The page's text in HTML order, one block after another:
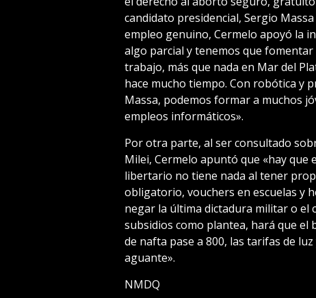
candidato presidencial, Sergio
empleo genuino, Cermelo apoyó la
algo parcial y tenemos que
trabajo, más que nada en Mar del
hace mucho tiempo. Con robótica y
Massa, podemos formar a muchos
empleos informáticos».
Por otra parte, al ser consultado
Milei, Cermelo apuntó que «hay que
libertario no tiene nada al tener
obligatorio, vouchers en escuelas y
negar la última dictadura militar o el
subsidios como plantea, hará que el
de nafta pase a 800, las tarifas de
aguante».
NMDQ